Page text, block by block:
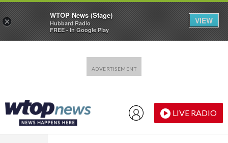
LIVE RADIO
×
WTOP News (Stage)
Hubbard Radio
FREE - In Google Play
VIEW